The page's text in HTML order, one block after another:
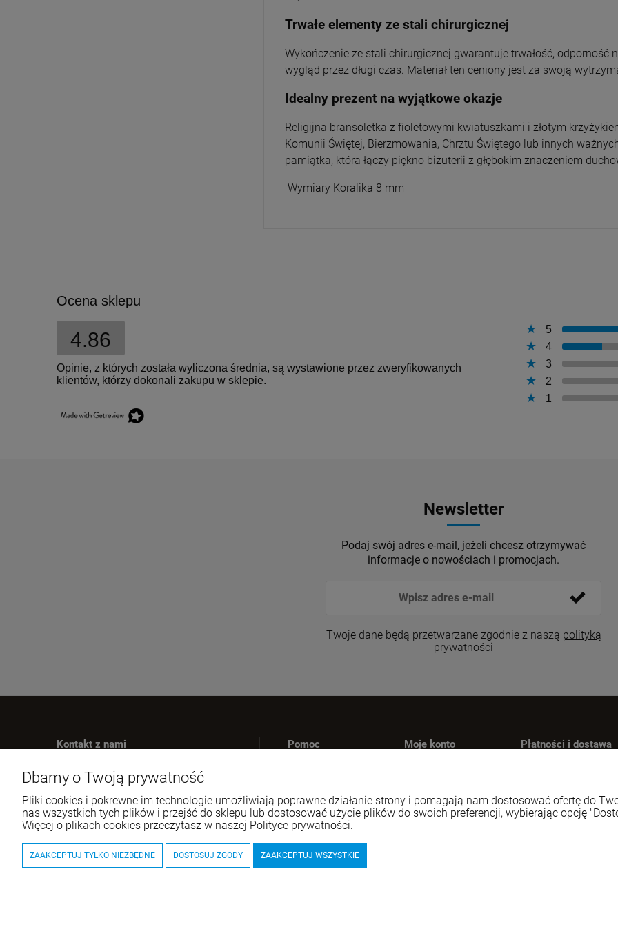
Trwałe elementy ze stali chirurgicznej
Wykończenie ze stali chirurgicznej gwarantuje trwałość, odporność
wygląd przez długi czas. Materiał ten ceniony jest za swoją
Idealny prezent na wyjątkowe okazje
Religijna bransoletka z fioletowymi kwiatuszkami i złotym
Komunii Świętej, Bierzmowania, Chrztu Świętego lub innych
pamiątka, która łączy piękno biżuterii z głębokim znaczeniem
Wymiary Koralika 8 mm
Ocena sklepu
4.86
Opinie, z których została wyliczona średnia, są wystawione przez zweryfikowanych
klientów, którzy dokonali zakupu w sklepie.
5
4
3
2
1
Newsletter
Podaj swój adres e-mail, jeżeli chcesz otrzymywać
informacje o nowościach i promocjach.
Twoje dane będą przetwarzane zgodnie z naszą polityką
prywatności
Kontakt z nami
Masz pytania?
Zadzwoń lub napisz do nas
Tel.:
+48 516 452 080
E-mail:
kontakt@wiernibogu.pl
Pomoc
Regulamin
Moje konto
Przechowalnia
Płatności i dostawa
Czas realizacji
zamówienia
Dbamy o Twoją prywatność
Pliki cookies i pokrewne im technologie umożliwiają poprawne działanie strony i pomagają nam dostosować ofertę do
nas wszystkich tych plików i przejść do sklepu lub dostosować użycie plików do swoich preferencji, wybierając opcję
Więcej o plikach cookies przeczytasz w naszej Polityce prywatności.
ZAAKCEPTUJ TYLKO NIEZBĘDNE DOSTOSUJ ZGODY ZAAKCEPTUJ WSZYSTKIE